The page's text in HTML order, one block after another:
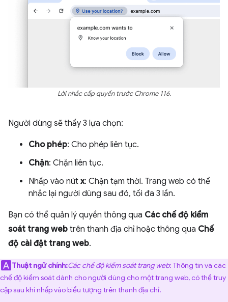
Lời nhắc cấp quyền trước Chrome 116.
Người dùng sẽ thấy 3 lựa chọn:
Cho phép: Cho phép liên tục.
Chặn: Chặn liên tục.
Nhấp vào nút x: Chặn tạm thời. Trang web có thể
nhắc lại người dùng sau đó, tối đa 3 lần.
Bạn có thể quản lý quyền thông qua Các chế độ kiểm
soát trang web trên thanh địa chỉ hoặc thông qua Chế
độ cài đặt trang web.
Thuật ngữ chính:Các chế độ kiểm soát trang web: Thông tin và các
chế độ kiểm soát dành cho người dùng cho một trang web, có thể truy
cập sau khi nhấp vào biểu tượng trên thanh địa chỉ.